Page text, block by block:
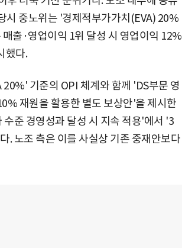
시 중노위는 '경제적부가가치(EVA) 20%
출·영업이익 1위 달성 시 영업이익 12%
했다.
기준의 OPI 체계와 함께 'DS부문 영
재원을 활용한 별도 보상안'을 제시한
준 경영성과 달성 시 지속 적용'에서 '3
. 노조 측은 이를 사실상 기존 중재안보다